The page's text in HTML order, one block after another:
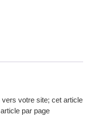
votre site; cet article
par page